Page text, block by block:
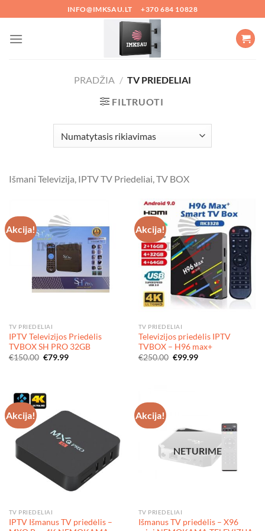
to
content
INFO@IMKSAU.LT +370 684 10828
PRADŽIA / TV PRIEDELIAI
FILTRUOTI
Išmani Televizija, IPTV TV Priedeliai, TV BOX
Akcija!
TV PRIEDELIAI
IPTV Televizijos Priedėlis
TVBOX SH PRO 32GB
€150.00 Original
€79.99Current
Akcija!
TV PRIEDELIAI
Televizijos priedėlis IPTV
TVBOX – H96 max+
€250.00 Original
€99.99Current
Akcija!
TV PRIEDELIAI
IPTV Išmanus TV priedėlis –
Akcija!
NETURIME
TV PRIEDELIAI
Išmanus TV priedėlis – X96